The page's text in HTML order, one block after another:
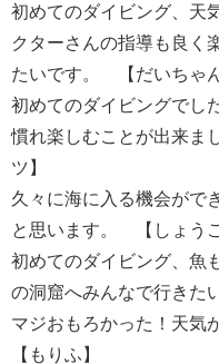
初めてのダイビング、天
クターさんの指導も良く
たいです。 【だいちゃん
初めてのダイビングでし
慣れ楽しむことが出来
ツ】
久々に海に入る機会がで
と思います。 【しょうご
初めてのダイビング、魚
の洞窟へみんなで行きた
マジおもろかった！天気
【もりふ】